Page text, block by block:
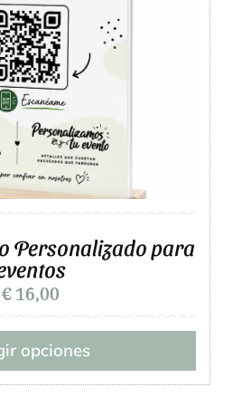
Personalizado para
€16,00
opciones